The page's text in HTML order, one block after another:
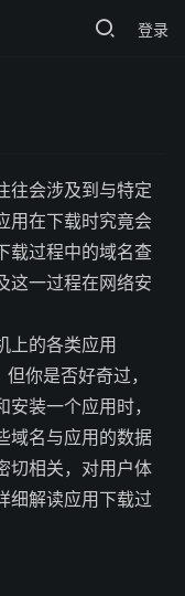
登录
往会涉及到与特定
用在下载时究竟会
载过程中的域名查
这一过程在网络安
上的各类应用
你是否好奇过，
装一个应用时，
域名与应用的数据
切相关，对用户体
细解读应用下载过